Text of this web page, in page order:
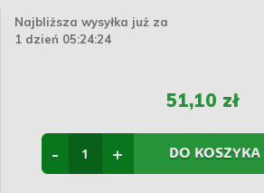
Najbliższa wysyłka już za
1 dzień 05:24:23
51,10 zł
+
- DO KOSZYKA